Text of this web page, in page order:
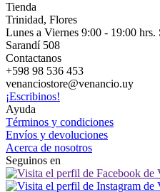
Tienda
Trinidad, Flores
Lunes a Viernes 9:00 - 19:00 hrs.
Sarandí 508
Contactanos
+598 98 536 453
venanciostore@venancio.uy
¡Escribinos!
Ayuda
Términos y condiciones
Envíos y devoluciones
Acerca de nosotros
Seguinos en